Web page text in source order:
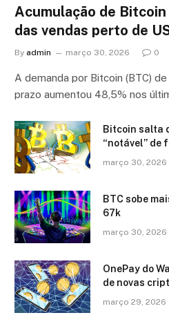
Acumulação de
das vendas perto de
By admin março 30, 2026 0
A demanda por Bitcoin (BTC)
prazo aumentou 48,5% nos
Bitcoin salta
“notável” de
março 30, 2026
BTC sobe
67k
março 30, 2026
OnePay do
de novas
março 29, 2026